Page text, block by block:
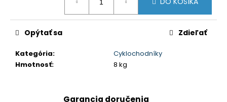
Kategória:
Cyklochodníky
Hmotnosť: 8 kg
Opýtať sa Zdieľať
Garancia doručenia